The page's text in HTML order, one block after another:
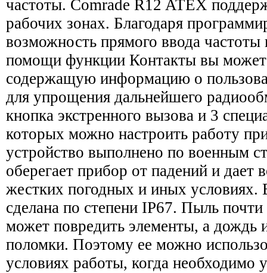
частоты. Comrade R12 ATEX
рабочих зонах. Благодаря
возможность прямого ввода
помощи функции Контакты вы
содержащую информацию о
для упрощения дальнейшего
кнопка экстренного вызова и 3
которых можно настроить работу
устройство выполнено по военным
оберегает прибор от падений и дает
жестких погодных и иных
сделана по степени IP67. Пыль
может повредить элементы, а дождь
поломки. Поэтому ее можно
условиях работы, когда необходимо